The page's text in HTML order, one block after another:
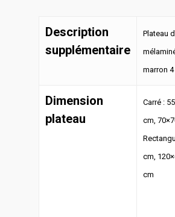
Description
supplémentaire
Plateau
marron
Dimension
plateau
Carré :
cm,
cm,
cm